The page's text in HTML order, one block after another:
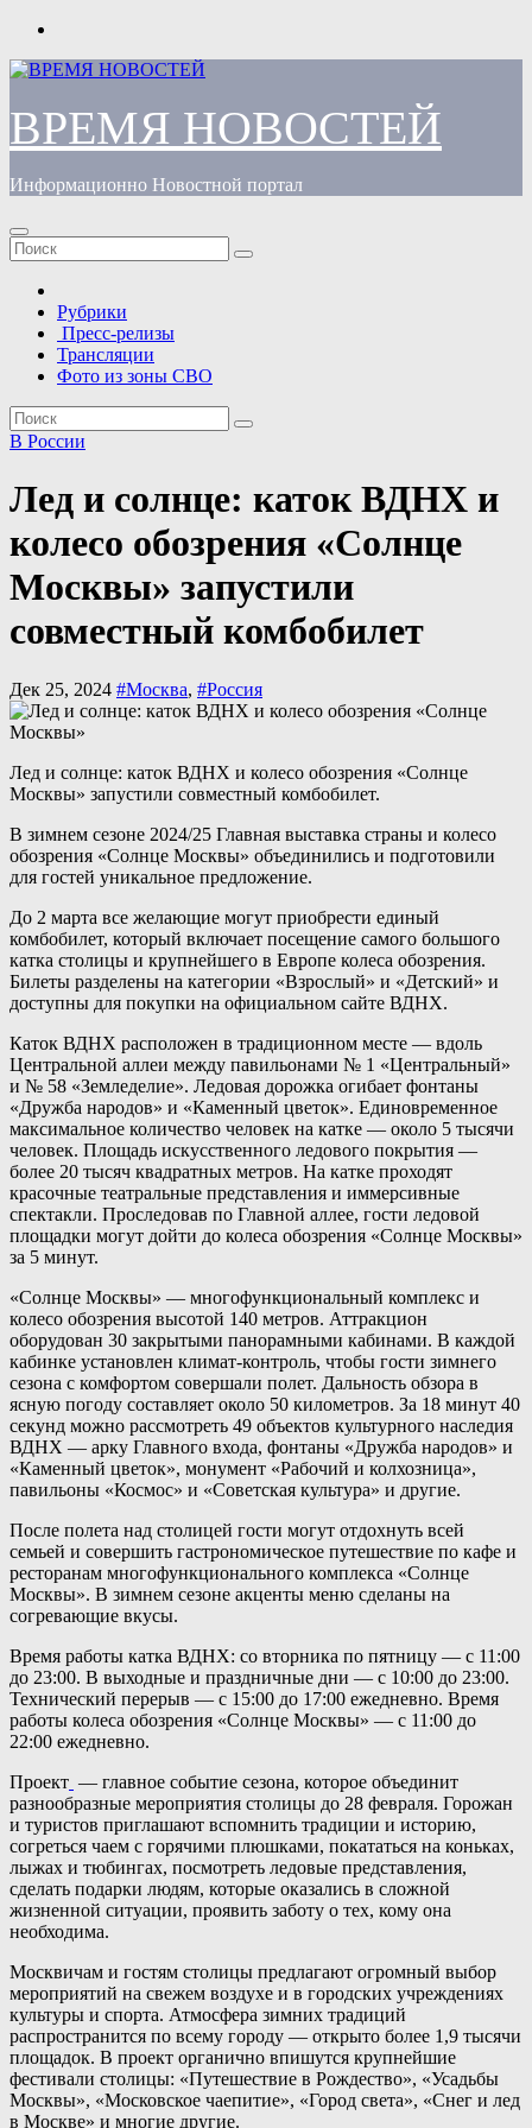
Перейти
содержимому
ВРЕМЯ НОВОСТЕЙ
Информационно Новостной портал
Рубрики
Пресс-релизы
Трансляции
Фото из зоны СВО
В России
Лед и солнце: каток ВДНХ и
колесо обозрения «Солнце
Москвы» запустили
совместный комбобилет
Дек 25, 2024 #Москва, #Россия
Лед и солнце: каток ВДНХ и колесо обозрения «Солнце
Москвы» запустили совместный комбобилет.
В зимнем сезоне 2024/25 Главная выставка страны и колесо
обозрения «Солнце Москвы» объединились и подготовили
для гостей уникальное предложение.
До 2 марта все желающие могут приобрести единый
комбобилет, который включает посещение самого большого
катка столицы и крупнейшего в Европе колеса обозрения.
Билеты разделены на категории «Взрослый» и «Детский» и
доступны для покупки на официальном сайте ВДНХ.
Каток ВДНХ расположен в традиционном месте — вдоль
Центральной аллеи между павильонами № 1 «Центральный»
и № 58 «Земледелие». Ледовая дорожка огибает фонтаны
«Дружба народов» и «Каменный цветок». Единовременное
максимальное количество человек на катке — около 5 тысячи
человек. Площадь искусственного ледового покрытия —
более 20 тысяч квадратных метров. На катке проходят
красочные театральные представления и иммерсивные
спектакли. Проследовав по Главной аллее, гости ледовой
площадки могут дойти до колеса обозрения «Солнце Москвы»
за 5 минут.
«Солнце Москвы» — многофункциональный комплекс и
колесо обозрения высотой 140 метров. Аттракцион
оборудован 30 закрытыми панорамными кабинами. В каждой
кабинке установлен климат-контроль, чтобы гости зимнего
сезона с комфортом совершали полет. Дальность обзора в
ясную погоду составляет около 50 километров. За 18 минут 40
секунд можно рассмотреть 49 объектов культурного наследия
ВДНХ — арку Главного входа, фонтаны «Дружба народов» и
«Каменный цветок», монумент «Рабочий и колхозница»,
павильоны «Космос» и «Советская культура» и другие.
После полета над столицей гости могут отдохнуть всей
семьей и совершить гастрономическое путешествие по кафе и
ресторанам многофункционального комплекса «Солнце
Москвы». В зимнем сезоне акценты меню сделаны на
согревающие вкусы.
Время работы катка ВДНХ: со вторника по пятницу — с 11:00
до 23:00. В выходные и праздничные дни — с 10:00 до 23:00.
Технический перерыв — с 15:00 до 17:00 ежедневно. Время
работы колеса обозрения «Солнце Москвы» — c 11:00 до
22:00 ежедневно.
Проект — главное событие сезона, которое объединит
разнообразные мероприятия столицы до 28 февраля. Горожан
и туристов приглашают вспомнить традиции и историю,
согреться чаем с горячими плюшками, покататься на коньках,
лыжах и тюбингах, посмотреть ледовые представления,
сделать подарки людям, которые оказались в сложной
жизненной ситуации, проявить заботу о тех, кому она
необходима.
Москвичам и гостям столицы предлагают огромный выбор
мероприятий на свежем воздухе и в городских учреждениях
культуры и спорта. Атмосфера зимних традиций
распространится по всему городу — открыто более 1,9 тысячи
площадок. В проект органично впишутся крупнейшие
фестивали столицы: «Путешествие в Рождество», «Усадьбы
Москвы», «Московское чаепитие», «Город света», «Снег и лед
в Москве» и многие другие.